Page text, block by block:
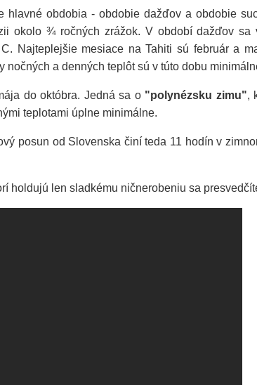
hlavné obdobia - obdobie dažďov a obdobie
okolo ¾ ročných zrážok. V období dažďov
Najteplejšie mesiace na Tahiti sú február a
a denných teplôt sú v túto dobu
do októbra. Jedná sa o "polynézsku zimu",
teplotami úplne minimálne.
posun od Slovenska činí teda 11 hodín v
holdujú len sladkému ničnerobeniu sa